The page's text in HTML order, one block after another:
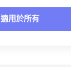
適用於所有